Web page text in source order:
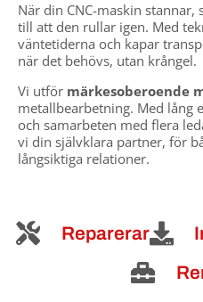
När din CNC-maskin
till att den rullar igen. Med
väntetiderna och kapar
när det behövs, utan krångel.
Vi utför märkesoberoende
metallbearbetning. Med lång
och samarbeten med flera
vi din självklara partner, för
långsiktiga relationer.
Reparerar